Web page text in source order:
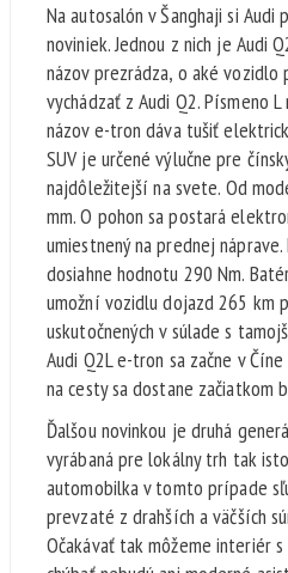
Na autosalón v Šanghaji si
noviniek. Jednou z nich je Audi
názov prezrádza, o aké vozidlo
vychádzať z Audi Q2. Písmeno
názov e-tron dáva tušiť
SUV je určené výlučne pre
najdôležitejší na svete. Od
mm. O pohon sa postará
umiestnený na prednej
dosiahne hodnotu 290 Nm.
umožní vozidlu dojazd 265 km
uskutočnených v súlade s
Audi Q2L e-tron sa začne v
na cesty sa dostane začiatkom
Ďalšou novinkou je druhá
vyrábaná pre lokálny trh tak
automobilka v tomto prípade
prevzaté z drahších a väčších
Očakávať tak môžeme interiér